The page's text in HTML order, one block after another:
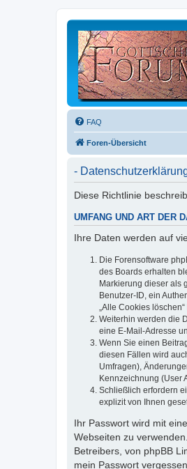
FAQ
Foren-Übersicht
-
Diese Richtlinie
UMFANG UND ART DER
Ihre Daten werden auf
Die Forensoftware
des Boards erhalten
Markierung dieser als
Benutzer-ID, ein
„Alle Cookies
Weiterhin werden die
eine E-Mail-Adresse
Wenn Sie einen
diesen Fällen wird
Umfragen),
Kennzeichnung (User
Schließlich erfordern
explizit von Ihnen
Ihr Passwort wird mit
Webseiten zu
Betreibers, von phpBB
mein Passwort